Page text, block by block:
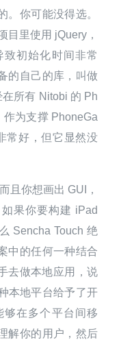
。你可能没得选。
目里使用 jQuery，
初始化时间非常
的自己的库，叫做
所有 Nitobi 的 Ph
为支撑 PhoneGa
常好，但它显然没
且你想画出 GUI，
果你要构建 iPad
Sencha Touch 绝
中的任何一种结合
去做本地应用，说
本地平台给予了开
够在多个平台间移
解你的用户，然后